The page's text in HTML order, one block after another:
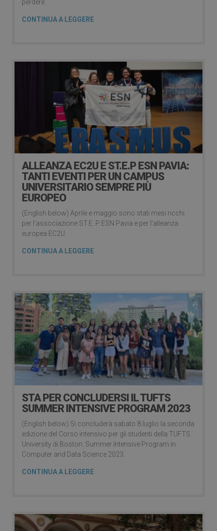
perdere.
CONTINUA A LEGGERE
ALLEANZA EC2U E ST.E.P ESN PAVIA:
TANTI EVENTI PER UN CAMPUS
UNIVERSITARIO SEMPRE PIÙ
EUROPEO
(English below) Aprile e maggio sono stati mesi ricchi
per l’associazione ST.E. P ESN Pavia e per l’alleanza
europea EC2U.
CONTINUA A LEGGERE
STA PER CONCLUDERSI IL TUFTS
SUMMER INTENSIVE PROGRAM 2023
(English below) Si concluderà sabato 8 luglio la seconda
edizione del Corso intensivo per gli studenti della TUFTS
University di Boston: Summer Intensive Program in
Computer and Data Science 2023.
CONTINUA A LEGGERE